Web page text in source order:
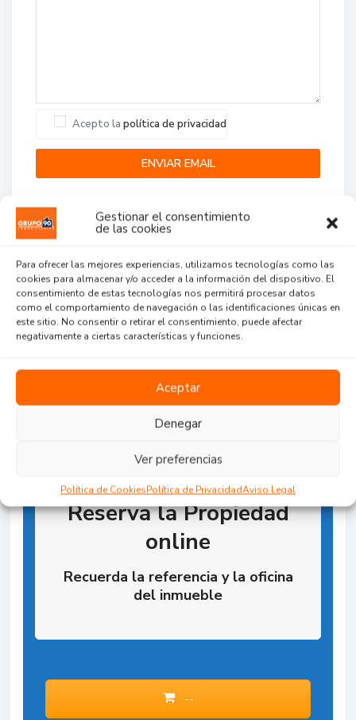
Gestionar el consentimiento
de las cookies
Para ofrecer las mejores experiencias, utilizamos tecnologías como las
cookies para almacenar y/o acceder a la información del dispositivo. El
consentimiento de estas tecnologías nos permitirá procesar datos
como el comportamiento de navegación o las identificaciones únicas en
este sitio. No consentir o retirar el consentimiento, puede afectar
negativamente a ciertas características y funciones.
Aceptar
Denegar
Ver preferencias
Política de CookiesPolítica de PrivacidadAviso Legal
Acepto la política de privacidad
Agent Reviews
...
Reserva la Propiedad
online
Recuerda la referencia y la oficina
del inmueble
--